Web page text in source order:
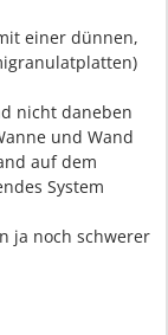
einer dünnen,
nicht daneben
und Wand
auf dem
System
ja noch schwerer